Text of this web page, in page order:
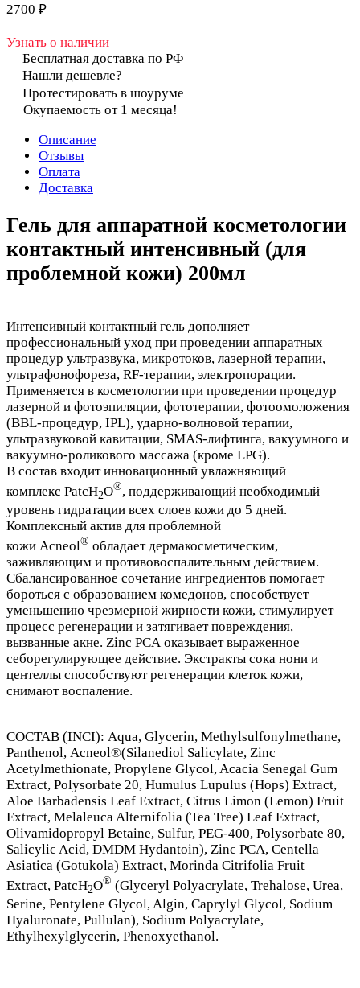
2700 ₽
Узнать о наличии
Бесплатная доставка по РФ
Нашли дешевле?
Протестировать в шоуруме
Окупаемость от 1 месяца!
Описание
Отзывы
Оплата
Доставка
Гель для аппаратной косметологии
контактный интенсивный (для
проблемной кожи) 200мл
Интенсивный контактный гель дополняет
профессиональный уход при проведении аппаратных
процедур ультразвука, микротоков, лазерной терапии,
ультрафонофореза, RF-терапии, электропорации.
Применяется в косметологии при проведении процедур
лазерной и фотоэпиляции, фототерапии, фотоомоложения
(BBL-процедур, IPL), ударно-волновой терапии,
ультразвуковой кавитации, SMAS-лифтинга, вакуумного и
вакуумно-роликового массажа (кроме LPG).
В состав входит инновационный увлажняющий
комплекс PatcH2O®, поддерживающий необходимый
уровень гидратации всех слоев кожи до 5 дней.
Комплексный актив для проблемной
кожи Acneol® обладает дермакосметическим,
заживляющим и противовоспалительным действием.
Сбалансированное сочетание ингредиентов помогает
бороться с образованием комедонов, способствует
уменьшению чрезмерной жирности кожи, стимулирует
процесс регенерации и затягивает повреждения,
вызванные акне. Zinc PCA оказывает выраженное
себорегулирующее действие. Экстракты сока нони и
центеллы способствуют регенерации клеток кожи,
снимают воспаление.
СОСТАВ (INCI): Aqua, Glycerin, Methylsulfonylmethane,
Panthenol, Acneol®(Silanediol Salicylate, Zinc
Acetylmethionate, Propylene Glycol, Acacia Senegal Gum
Extract, Polysorbate 20, Humulus Lupulus (Hops) Extract,
Aloe Barbadensis Leaf Extract, Citrus Limon (Lemon) Fruit
Extract, Melaleuca Alternifolia (Tea Tree) Leaf Extract,
Olivamidopropyl Betaine, Sulfur, PEG-400, Polysorbate 80,
Salicylic Acid, DMDM Hydantoin), Zinc PCA, Centella
Asiatica (Gotukola) Extract, Morinda Citrifolia Fruit
Extract, PatcH2O® (Glyceryl Polyacrylate, Trehalose, Urea,
Serine, Pentylene Glycol, Algin, Caprylyl Glycol, Sodium
Hyaluronate, Pullulan), Sodium Polyacrylate,
Ethylhexylglycerin, Phenoxyethanol.